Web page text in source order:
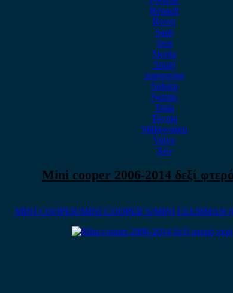
Renault
Rover
Saab
Seat
Skoda
Smart
ssangyong
Subaru
Suzuki
Tesla
Toyota
Volkswagen
Volvo
Xev
Mini cooper 2006-2014 δεξί
MINI COOPER/MINI COOPER S/MINI CLUBMAN